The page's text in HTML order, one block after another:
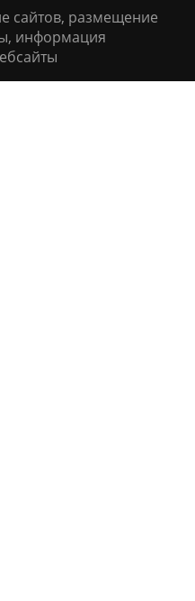
сайтов, размещение
информация